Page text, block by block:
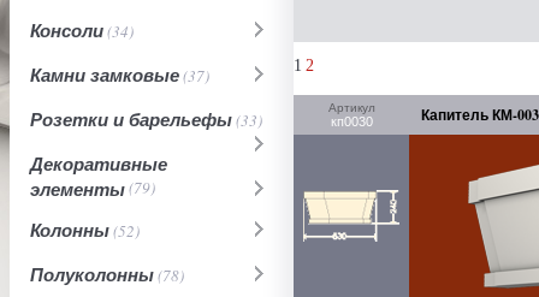
Консоли(34)
Камни замковые(37)
Розетки и барельефы(33)
Декоративные
элементы(79)
Колонны(52)
Полуколонны(78)
1 2
Артикул
кп0030 Капитель КМ-